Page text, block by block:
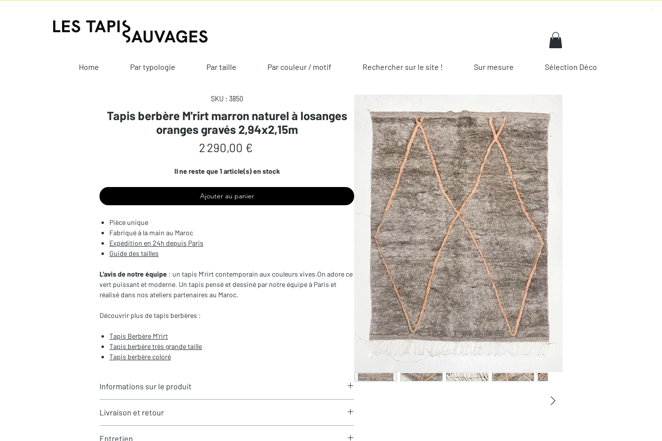
Home Par typologie Par taille Par couleur / motif Rechercher sur le site ! Sur mesure Sélection Déco
SKU : 3850
Tapis berbère M'rirt marron naturel à losanges
oranges gravés 2,94x2,15m
2 290,00 €Prix
Il ne reste que 1 article(s) en stock
Ajouter au panier
Pièce unique
Fabriqué à la main au Maroc
Expédition en 24h depuis Paris
Guide des tailles
L'avis de notre équipe : un tapis M'rirt contemporain aux couleurs vives.On adore ce
vert puissant et moderne. Un tapis pensé et dessiné par notre équipe à Paris et
réalisé dans nos ateliers partenaires au Maroc.
Découvrir plus de tapis berbères :
Tapis Berbère M'rirt
Tapis berbère très grande taille
Tapis berbère coloré
Informations sur le produit
Typologie : Tapis berbère M'rirt
Motifs : Motifs de losanges gravés
Dimensions du tapis : 2,94X2,15m (hors franges)
Livraison et retour
Entretien